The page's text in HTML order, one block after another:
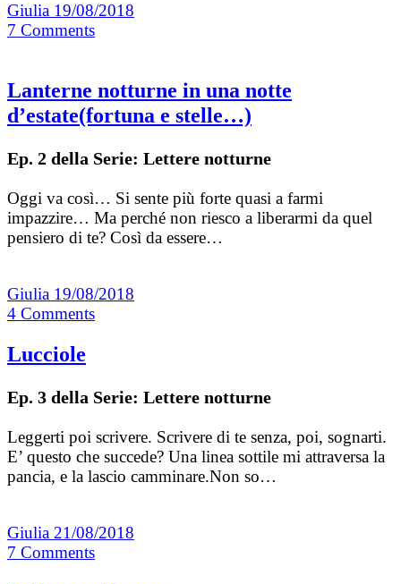
Giulia 19/08/2018
7 Comments
Lanterne notturne in una notte
d’estate(fortuna e stelle…)
Ep. 2 della Serie: Lettere notturne
Oggi va così… Si sente più forte quasi a farmi
impazzire… Ma perché non riesco a liberarmi da quel
pensiero di te? Così da essere…
Giulia 19/08/2018
4 Comments
Lucciole
Ep. 3 della Serie: Lettere notturne
Leggerti poi scrivere. Scrivere di te senza, poi, sognarti.
E’ questo che succede? Una linea sottile mi attraversa la
pancia, e la lascio camminare.Non so…
Giulia 21/08/2018
7 Comments